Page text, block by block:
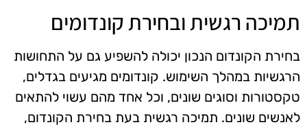
תמיכה רגשית ובחירת קונדומים
בחירת הקונדום הנכון יכולה להשפיע גם על התחושות
הרגשיות במהלך השימוש. קונדומים מגיעים בגדלים,
טקסטורות וסוגים שונים, וכל אחד מהם עשוי להתאים
לאנשים שונים. תמיכה רגשית בעת בחירת הקונדום,